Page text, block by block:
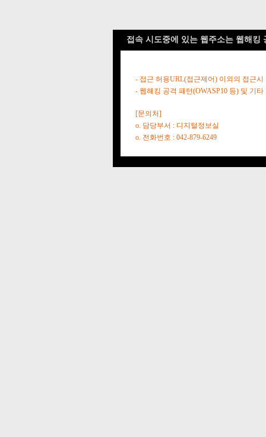
접속 시도중에 있는 웹주소는 웹해킹
- 접근 허용URL(접근제어) 이외의 접근시
- 웹해킹 공격 패턴(OWASP10 등) 및 기
[문의처]
o. 담당부서 : 디지털정보실
o. 전화번호 : 042-879-6249